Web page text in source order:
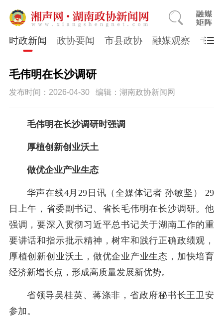
时政新闻 政协要闻 市县政协 融媒观察 专题
毛伟明在长沙调研
发布时间：2026-04-30 编辑：湖南政协新闻网
毛伟明在长沙调研时强调
厚植创新创业沃土
做优企业产业生态
华声在线4月 29 日讯 （全媒体记者 孙敏坚）
29
日上午 ，省委副书记、省长毛伟明在长沙调研。他
强调，要深入贯彻习近平总书记关于湖南工作的重
要讲话和指示批示精神，树牢和践行正确政绩观，
厚植创新创业沃土，做优企业产业生态，加快培育
经济新增长点，形成高质量发展新优势。
省领导吴桂英、蒋涤非 ，省政府秘书长王卫安
参加。